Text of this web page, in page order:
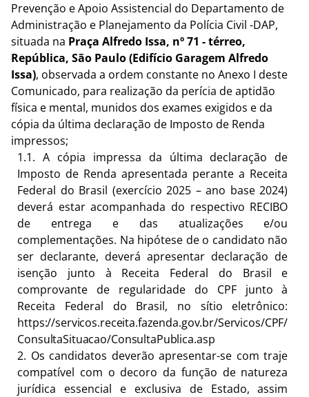
Prevenção e Apoio Assistencial do Departamento de
Administração e Planejamento da Polícia Civil -DAP,
situada na Praça Alfredo Issa, nº 71 - térreo,
República, São Paulo (Edifício Garagem Alfredo
Issa), observada a ordem constante no Anexo I deste
Comunicado, para realização da perícia de aptidão
física e mental, munidos dos exames exigidos e da
cópia da última declaração de Imposto de Renda
impressos;
1.1. A cópia impressa da última declaração de
Imposto de Renda apresentada perante a Receita
Federal do Brasil (exercício 2025 – ano base 2024)
deverá estar acompanhada do respectivo RECIBO
de entrega e das atualizações e/ou
complementações. Na hipótese de o candidato não
ser declarante, deverá apresentar declaração de
isenção junto à Receita Federal do Brasil e
comprovante de regularidade do CPF junto à
Receita Federal do Brasil, no sítio eletrônico:
https://servicos.receita.fazenda.gov.br/Servicos/CPF/
ConsultaSituacao/ConsultaPublica.asp
2. Os candidatos deverão apresentar-se com traje
compatível com o decoro da função de natureza
jurídica essencial e exclusiva de Estado, assim